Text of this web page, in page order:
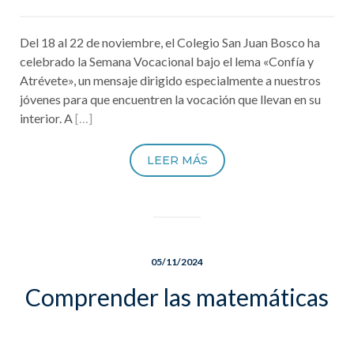
Del 18 al 22 de noviembre, el Colegio San Juan Bosco ha
celebrado la Semana Vocacional bajo el lema «Confía y
Atrévete», un mensaje dirigido especialmente a nuestros
jóvenes para que encuentren la vocación que llevan en su
interior. A […]
LEER MÁS
05/11/2024
Comprender las matemáticas